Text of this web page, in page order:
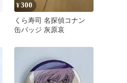
¥300
くら寿司 名探偵コナン
缶バッジ 灰原哀